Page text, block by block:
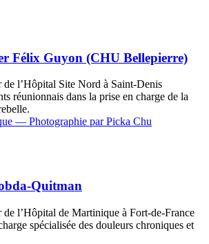
Félix Guyon (CHU Bellepierre)
de l’Hôpital Site Nord à Saint-Denis
réunionnais dans la prise en charge de la
Quitman
l’Hôpital de Martinique à Fort-de-France
spécialisée des douleurs chroniques et